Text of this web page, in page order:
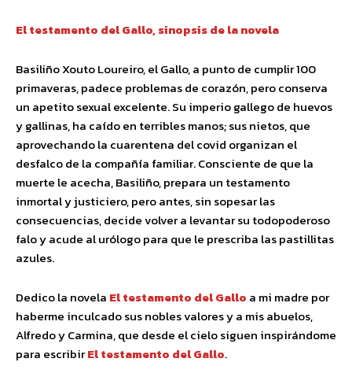
El testamento del Gallo, sinopsis de la novela
Basiliño Xouto Loureiro, el Gallo, a punto de cumplir 100
primaveras, padece problemas de corazón, pero conserva
un apetito sexual excelente. Su imperio gallego de huevos
y gallinas, ha caído en terribles manos; sus nietos, que
aprovechando la cuarentena del covid organizan el
desfalco de la compañía familiar. Consciente de que la
muerte le acecha, Basiliño, prepara un testamento
inmortal y justiciero, pero antes, sin sopesar las
consecuencias, decide volver a levantar su todopoderoso
falo y acude al urólogo para que le prescriba las pastillitas
azules.
Dedico la novela El testamento del Gallo a mi madre por
haberme inculcado sus nobles valores y a mis abuelos,
Alfredo y Carmina, que desde el cielo siguen inspirándome
para escribirEl testamento del Gallo.